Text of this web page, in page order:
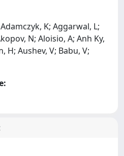
K; Aggarwal, L;
N; Aloisio, A; Anh Ky,
H; Aushev, V; Babu, V;